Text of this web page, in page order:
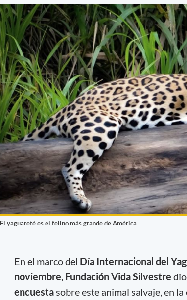
El yaguareté es el felino más grande de América.
En el marco del Día Internacional del
noviembre Fundación Vida Silvestre
encuestasobre este animal salvaje, en la